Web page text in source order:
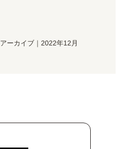
アーカイブ｜2022年12月